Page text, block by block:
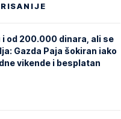
i od 200.000 dinara, ali se
Gazda Paja šokiran iako
vikende i besplatan